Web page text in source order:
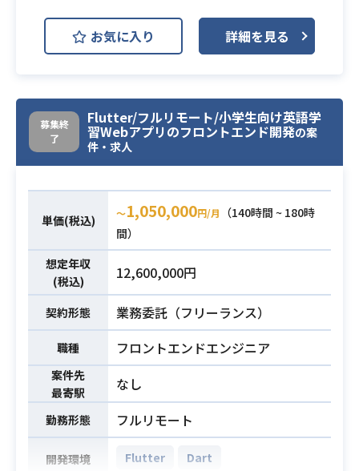
orybook
・自身が書いたコードのテスト設計
「設計 → 実装 → 結合テスト」まで
一貫して開発が行える事
・要件文書から開発要件を正しく理
解できること。必要に応じて理解促
進の為のコミュニケーションが取れ
ること
・他部署/他チームと話を詰めながら
機能開発を進めた経験
・AIツールを用いて開発した経験
業務内容
弊社SaaS開発における次の開発工程
をご担当して頂きたいと考えており
ます。
・実装(BE API・アルゴリズム)
・QA/テスト
・運用保守
【開発環境】
・フロントエンド要素技術
- TypeScript, Javascript
・バックエンド要素技術
- Ruby 3.x系
- Ruby on Rails 7.x系
・インフラ要素・運用
- AWS (EKS, Aurora MySQL, CodeB
uild, SQS, S3, Route53)
- Sentry
- Datadog
・ローカル開発
お気に入り 詳細を見る
募集終
了
Flutter/フルリモート/小学生向け英語学
習Webアプリのフロントエンド開発の案
件・求人
単価(税込) 〜1,050,000円/月
（140時間 ~ 180時
間）
想定年収
(税込)
12,600,000円
契約形態 業務委託（フリーランス）
職種 フロントエンドエンジニア
案件先
最寄駅
なし
勤務形態 フルリモート
開発環境 Flutter Dart